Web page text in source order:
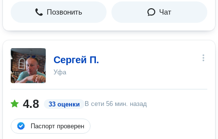
Позвонить Чат
Сергей П.
Уфа
4.8 33 оценки В сети 56 мин. назад
Паспорт проверен